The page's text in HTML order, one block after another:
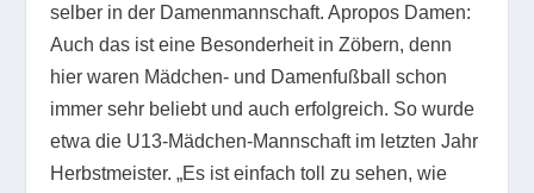
selber in der Damenmannschaft. Apropos Damen:
Auch das ist eine Besonderheit in Zöbern, denn
hier waren Mädchen- und Damenfußball schon
immer sehr beliebt und auch erfolgreich. So wurde
etwa die U13-Mädchen-Mannschaft im letzten Jahr
Herbstmeister. „Es ist einfach toll zu sehen, wie